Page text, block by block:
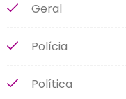
Geral
Polícia
Política